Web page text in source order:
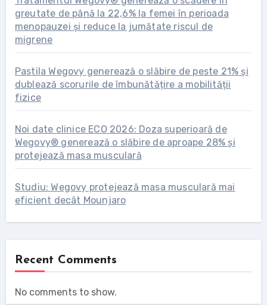
greutate de până la 22,6% la femei în perioada
menopauzei și reduce la jumătate riscul de
migrene
Pastila Wegovy generează o slăbire de peste 21% și
dublează scorurile de îmbunătățire a mobilității
fizice
Noi date clinice ECO 2026: Doza superioară de
Wegovy® generează o slăbire de aproape 28% și
protejează masa musculară
Studiu: Wegovy protejează masa musculară mai
eficient decât Mounjaro
Recent Comments
No comments to show.